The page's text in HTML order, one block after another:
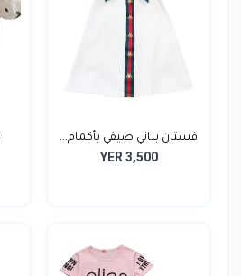
فستان بناتي صيفي بأكمام...
YER 3,500